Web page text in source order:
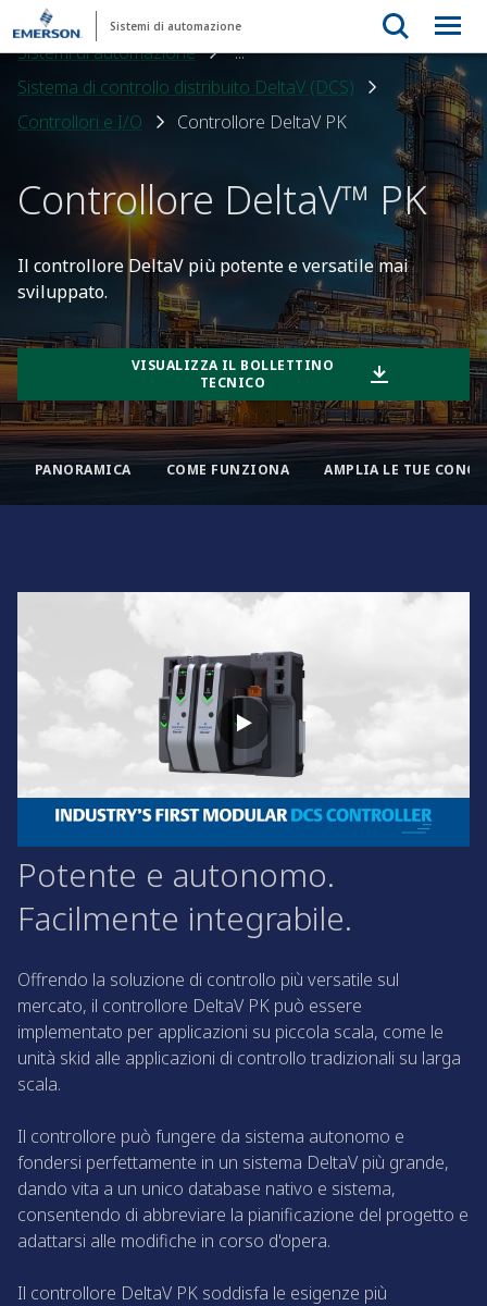
Sistemi di automazione
Sistemi di automazione
...
Sistema di controllo distribuito DeltaV (DCS)
Controllori e I/O
Controllore DeltaV PK
Controllore DeltaV™ PK
Il controllore DeltaV più potente e versatile mai
sviluppato.
VISUALIZZA IL BOLLETTINO
TECNICO
PANORAMICA COME FUNZIONA AMPLIA LE TUE
Potente e autonomo.
Facilmente integrabile.
Offrendo la soluzione di controllo più versatile sul
mercato, il controllore DeltaV PK può essere
implementato per applicazioni su piccola scala, come le
unità skid alle applicazioni di controllo tradizionali su larga
scala.
Il controllore può fungere da sistema autonomo e
fondersi perfettamente in un sistema DeltaV più grande,
dando vita a un unico database nativo e sistema,
consentendo di abbreviare la pianificazione del progetto e
adattarsi alle modifiche in corso d'opera.
Il controllore DeltaV PK soddisfa le esigenze più